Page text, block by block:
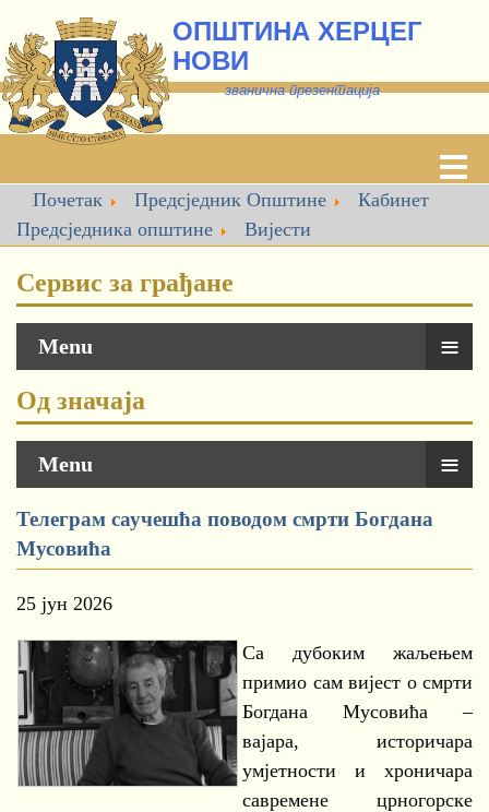
ОПШТИНА ХЕРЦЕГ
НОВИ
званична презентација
Почетак Предсједник Општине
Кабинет
Предсједника oпштине
Вијести
Сервис за грађане
Menu ≡
Од значаја
Menu ≡
Телеграм саучешћа поводом смрти Богдана
Мусовића
25 јун 2026
Са дубоким жаљењем
примио сам вијест о смрти
Богдана Мусовића –
вајара, историчара
умјетности и хроничара
савремене црногорске